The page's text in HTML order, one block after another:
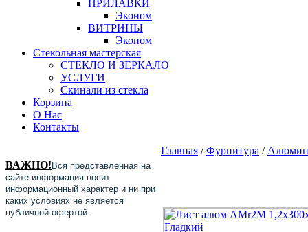
ПРИЛАВКИ
Эконом
ВИТРИНЫ
Эконом
Стекольная мастерская
СТЕКЛО И ЗЕРКАЛО
УСЛУГИ
Скинали из стекла
Корзина
О Нас
Контакты
ВАЖНО! Вся представленная на
сайте информация носит
информационный характер и ни при
каких условиях не является
публичной офертой.
Главная /Фурнитура /